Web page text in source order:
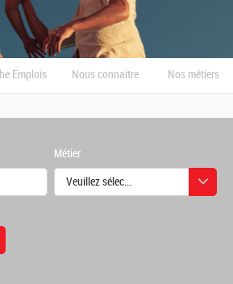
Emplois Nous connaitre Nos métiers
Métier
Veuillez sélectionner une ou des valeurs